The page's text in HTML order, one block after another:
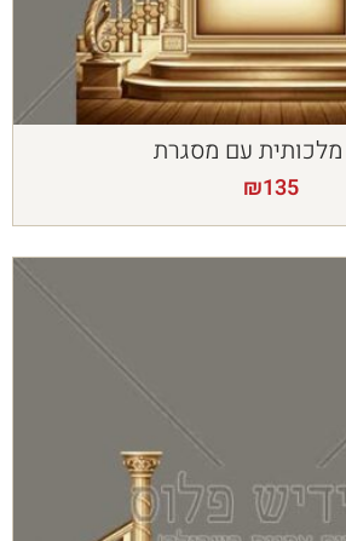
עם מסגרת
₪135